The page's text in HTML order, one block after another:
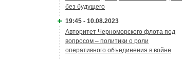
без будущего
19:45 - 10.08.2023
Авторитет Черноморского флота под
вопросом – политики о роли
оперативного объединения в войне